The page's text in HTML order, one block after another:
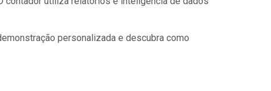
personalizada e descubra como